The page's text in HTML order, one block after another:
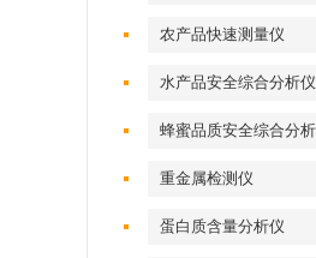
农产品快速测量仪
水产品安全综合分析仪
蜂蜜品质安全综合分
重金属检测仪
蛋白质含量分析仪